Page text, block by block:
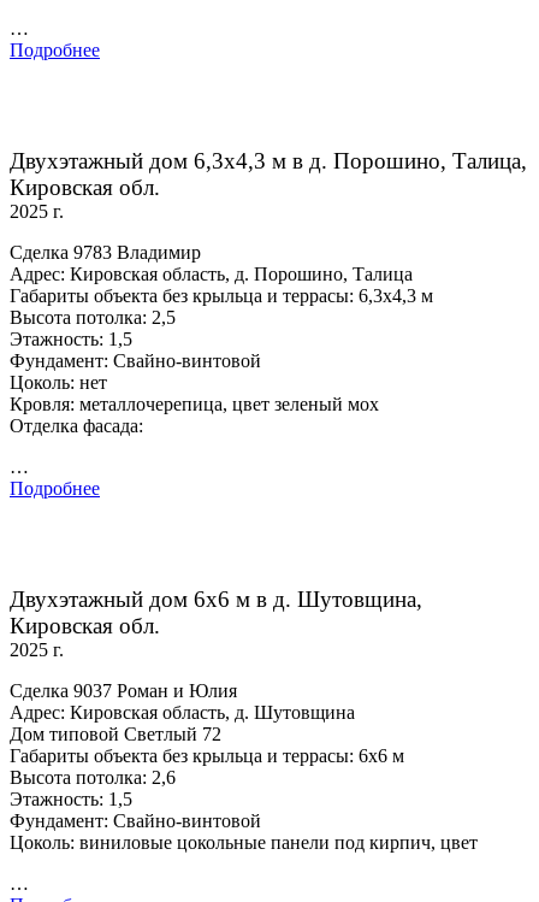
…
Подробнее
Двухэтажный дом 6,3х4,3 м в д. Порошино, Талица,
Кировская обл.
2025 г.
Сделка 9783 Владимир
Адрес: Кировская область, д. Порошино, Талица
Габариты объекта без крыльца и террасы: 6,3х4,3 м
Высота потолка: 2,5
Этажность: 1,5
Фундамент: Свайно-винтовой
Цоколь: нет
Кровля: металлочерепица, цвет зеленый мох
Отделка фасада:
…
Подробнее
Двухэтажный дом 6х6 м в д. Шутовщина,
Кировская обл.
2025 г.
Сделка 9037 Роман и Юлия
Адрес: Кировская область, д. Шутовщина
Дом типовой Светлый 72
Габариты объекта без крыльца и террасы: 6х6 м
Высота потолка: 2,6
Этажность: 1,5
Фундамент: Свайно-винтовой
Цоколь: виниловые цокольные панели под кирпич, цвет
…